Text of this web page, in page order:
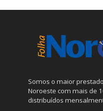
Somos o maior
Noroeste com mais de
distribuídos